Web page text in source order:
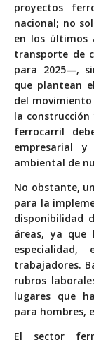
proyectos
nacional; no
en los últimos
transporte de
para 2025—,
que plantean
del
la
ferrocarril
empresarial
ambiental de
No obstante,
para la
disponibilidad
áreas, ya que
trabajadores.
rubros
lugares que
para hombres,
El sector